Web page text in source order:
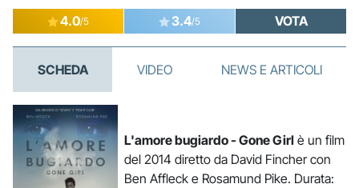
4.0/5 3.4/5 VOTA
SCHEDA VIDEO NEWS E ARTICOLI
L'amore bugiardo - Gone Girlè un film
del 2014 diretto da David Fincher con
Ben Affleck e Rosamund Pike. Durata: